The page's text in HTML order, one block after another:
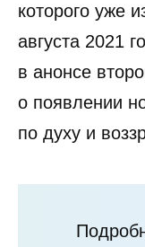
которого уже
августа 2021
в анонсе
о появлении
по духу и